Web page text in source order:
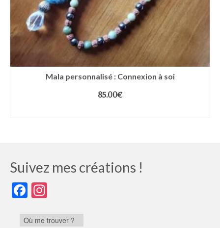
Mala personnalisé : Connexion à soi
85.00€
Suivez mes créations !
Facebook
Où me trouver ?